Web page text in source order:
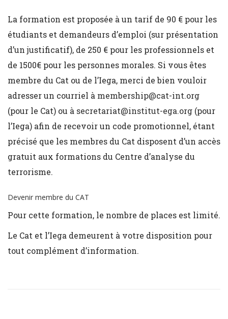
La formation est proposée à un tarif de 90 € pour les
étudiants et demandeurs d’emploi (sur présentation
d’un justificatif), de 250 € pour les professionnels et
de 1500€ pour les personnes morales. Si vous êtes
membre du Cat ou de l’Iega, merci de bien vouloir
adresser un courriel à membership@cat-int.org
(pour le Cat) ou à secretariat@institut-ega.org (pour
l’Iega) afin de recevoir un code promotionnel, étant
précisé que les membres du Cat disposent d’un accès
gratuit aux formations du Centre d’analyse du
terrorisme.
Devenir membre du CAT
Pour cette formation, le nombre de places est limité.
Le Cat et l’Iega demeurent à votre disposition pour
tout complément d’information.